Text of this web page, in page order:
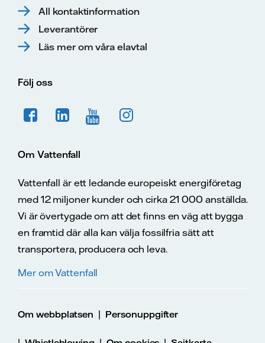
All kontaktinformation
Leverantörer
Läs mer om våra elavtal
Följ oss
Om Vattenfall
Vattenfall är ett ledande europeiskt energiföretag
med 12 miljoner kunder och cirka 21 000 anställda.
Vi är övertygade om att det finns en väg att bygga
en framtid där alla kan välja fossilfria sätt att
transportera, producera och leva.
Mer om Vattenfall
Om webbplatsen | Personuppgifter